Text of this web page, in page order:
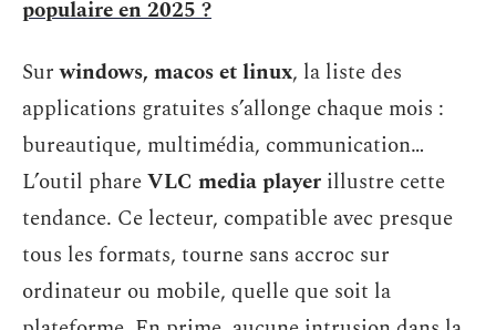
populaire en 2025 ?
Surwindows, macos et linux, la liste des
applications gratuites s’allonge chaque mois :
bureautique, multimédia, communication…
L’outil phareVLC media player illustre cette
tendance. Ce lecteur, compatible avec presque
tous les formats, tourne sans accroc sur
ordinateur ou mobile, quelle que soit la